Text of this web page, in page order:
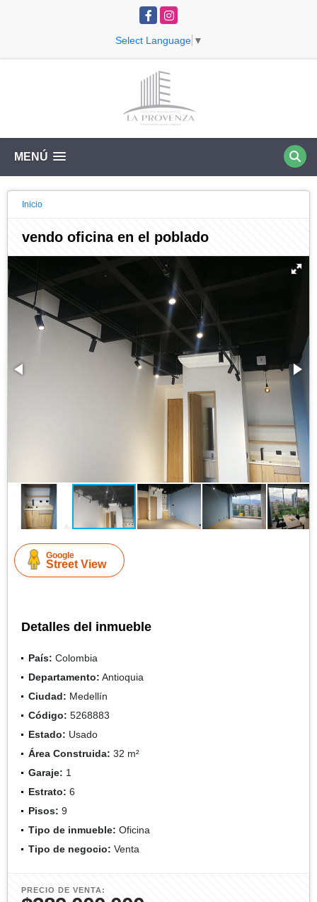
FacebookInstagram
Select Language ▼
MENÚ
Inicio
vendo oficina en el poblado
Google
Street View
Detalles del inmueble
País: Colombia
Departamento: Antioquia
Ciudad: Medellín
Código: 5268883
Estado: Usado
Área Construida: 32 m²
Garaje: 1
Estrato: 6
Pisos: 9
Tipo de inmueble: Oficina
Tipo de negocio: Venta
PRECIO DE VENTA: